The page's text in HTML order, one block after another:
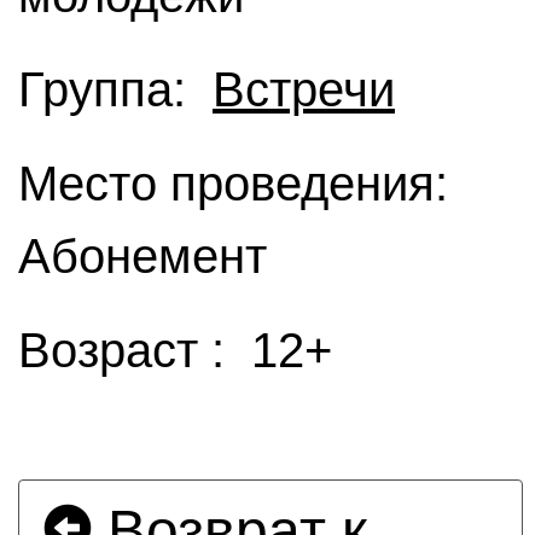
Группа: Встречи
Место проведения:
Абонемент
Возраст : 12+